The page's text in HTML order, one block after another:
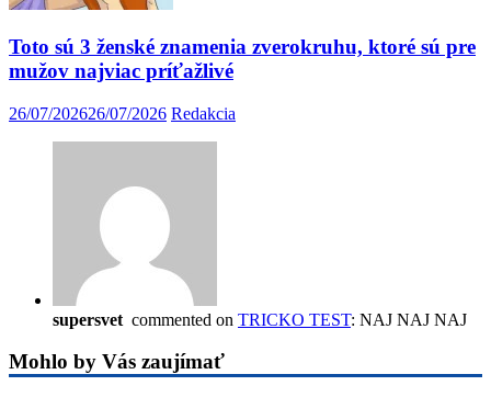
Toto sú 3 ženské znamenia zverokruhu, ktoré sú pre
mužov najviac príťažlivé
26/07/202626/07/2026 Redakcia
supersvet commented on TRICKO TEST: NAJ NAJ NAJ
Mohlo by Vás zaujímať